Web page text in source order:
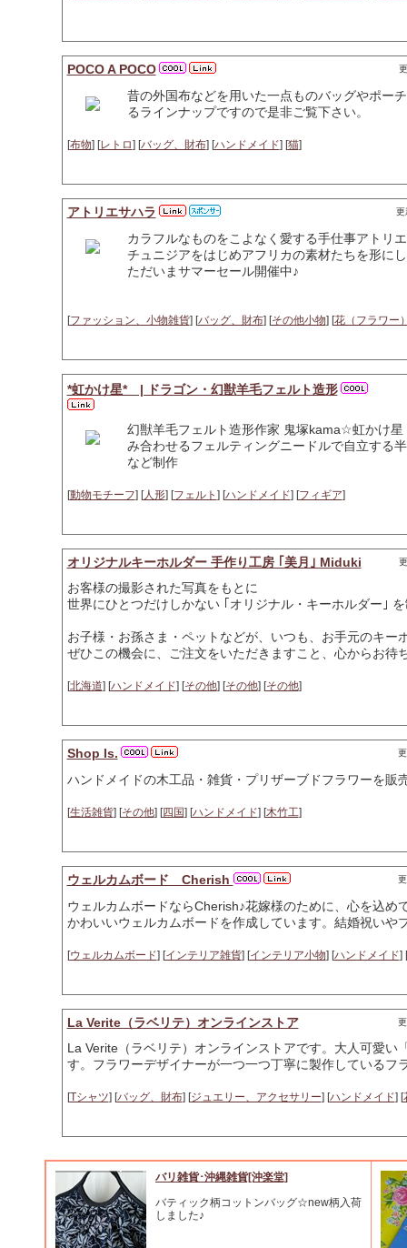
POCO A POCO
昔の外国布などを用いた一点ものバッグやポー
るラインナップですので是非ご覧下さい。
[布物] [レトロ] [バッグ、財布] [ハンドメイド] [猫]
アトリエサハラ 更
カラフルなものをこよなく愛する手仕事アトリ
チュニジアをはじめアフリカの素材たちを形に
ただいまサマーセール開催中♪
[ファッション、小物雑貨] [バッグ、財布] [その他小物] [花（フラワー
*虹かけ星* | ドラゴン・幻獣羊毛フェルト造形
幻獣羊毛フェルト造形作家 鬼塚kama☆虹かけ
み合わせるフェルティングニードルで自立する
など制作
[動物モチーフ] [人形] [フェルト ] [ハンドメイド] [フィギア]
オリジナルキーホルダー 手作り工房 ｢美月｣ Miduki
お客様の撮影された写真をもとに
世界にひとつだけしかない ｢オリジナル・キーホルダー｣
お子様・お孫さま・ペットなどが、いつも、お手元のキー
ぜひこの機会に、ご注文をいただきますこと、心からお待
[北海道] [ハンドメイド] [その他] [その他] [その他]
Shop Is.
ハンドメイドの木工品・雑貨・プリザーブドフラワーを販
[生活雑貨] [その他] [四国] [ハンドメイド] [木竹工]
ウェルカムボード Cherish
ウェルカムボードならCherish♪花嫁様のために、心を込
かわいいウェルカムボードを作成しています。結婚祝いや
[ウェルカムボード] [インテリア雑貨] [インテリア小物] [ハンドメイド] [
La Verite（ラベリテ）オンラインストア
La Verite（ラベリテ）オンラインストアです。大人可愛い
す。フラワーデザイナーが一つ一つ丁寧に製作しているフ
[Tシャツ] [バッグ、財布] [ジュエリー、アクセサリー] [ハンドメイド] [
バリ雑貨･沖縄雑貨[沖楽堂]
バティック柄コットンバッグ☆new柄入荷
しました♪